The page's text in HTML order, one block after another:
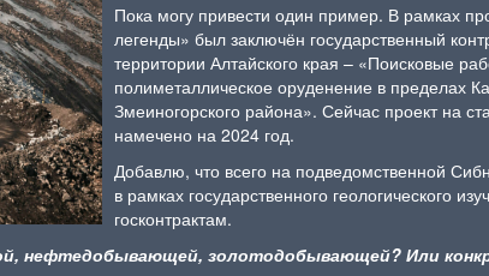
Пока могу привести один пример. В рамках
легенды» был заключён государственный
территории Алтайского края – «Поисковые
полиметаллическое оруденение в пределах
Змеиногорского района». Сейчас проект на
намечено на 2024 год.
Добавлю, что всего на подведомственной
в рамках государственного геологического
госконтрактам.
нефтедобывающей, золотодобывающей? Или